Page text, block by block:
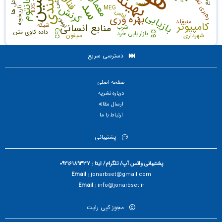
بهره وری
منابع انسانی بازیابی کامپیوتر
فانتوم کرنش
داده کاوی متن
رهبری تغییر
بازاریابی خرد
بیمه MEG
شهرداری
تاریخچه لباس
مس
CFD
منیفلد تومور
سیفون
شرب
شبکه
BCI
IDS
دسترسی سریع
صفحه اصلی
درباره نشریه
ارسال مقاله
ارتباط با ما
پشتیبانی
پشتیبانی واتس آپ/ تلگرام/ ایتا : 09216189337
Email :jonarbset@gmail.com
Email :info@jonarbset.ir
مجوز کپی رایت